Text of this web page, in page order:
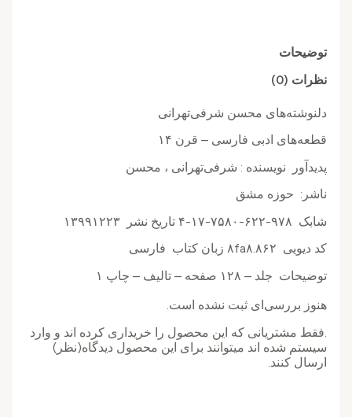
توضیحات
نظرات (0)
دلنوشته‌های محسن شرفی‌تهرانی
قطعه‌های ادبی فارسی – قرن ۱۴
پدیدآور نويسنده : شرفی‌تهرانی ، محسن
ناشر: حوزه مشق
شابک ۹۷۸-۶۲۲-۷۵۸۰-۱۷-۴ تاریخ نشر ۱۳۹۹۱۲۲۳
کد دیویی ۸fa۸.۸۶۲ زبان کتاب فارسی
توضیحات جلد – ۱۲۸ صفحه – تالیف – چاپ ۱
هنوز بررسی‌ای ثبت نشده است.
.فقط مشتریانی که این محصول را خریداری کرده اند و وارد
سیستم شده اند میتوانند برای این محصول دیدگاه(نظر)
ارسال کنند.